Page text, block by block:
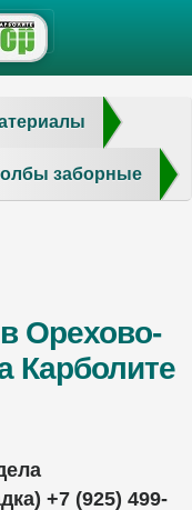
заборные
Орехово-
Карболите
+7 (925) 499-